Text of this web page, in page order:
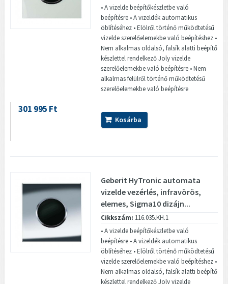
• A vizelde beépítőkészletbe való
beépítésre • A vizeldék automatikus
öblítéséhez • Elölről történő működtetésű
vizelde szerelőelemekbe való beépítéshez •
Nem alkalmas oldalsó, falsík alatti beépítő
készlettel rendelkező Joly vizelde
szerelőelemekbe való beépítésre • Nem
alkalmas felülről történő működtetésű
szerelőelemekbe való beépítésre
301 995 Ft
Kosárba
Geberit HyTronic automata
vizelde vezérlés, infravörös,
elemes, Sigma10 dizájn...
Cikkszám: 116.035.KH.1
• A vizelde beépítőkészletbe való
beépítésre • A vizeldék automatikus
öblítéséhez • Elölről történő működtetésű
vizelde szerelőelemekbe való beépítéshez •
Nem alkalmas oldalsó, falsík alatti beépítő
készlettel rendelkező Joly vizelde